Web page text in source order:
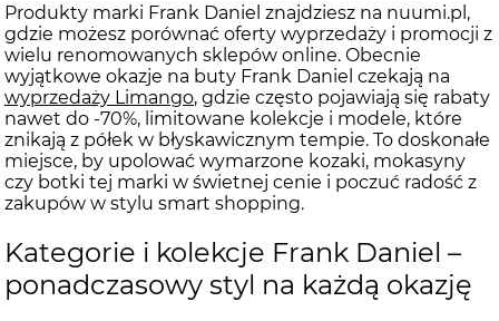
Produkty marki Frank Daniel znajdziesz na nuumi.pl,
gdzie możesz porównać oferty wyprzedaży i promocji z
wielu renomowanych sklepów online. Obecnie
wyjątkowe okazje na buty Frank Daniel czekają na
wyprzedaży Limango, gdzie często pojawiają się rabaty
nawet do -70%, limitowane kolekcje i modele, które
znikają z półek w błyskawicznym tempie. To doskonałe
miejsce, by upolować wymarzone kozaki, mokasyny
czy botki tej marki w świetnej cenie i poczuć radość z
zakupów w stylu smart shopping.
Kategorie i kolekcje Frank Daniel –
ponadczasowy styl na każdą okazję